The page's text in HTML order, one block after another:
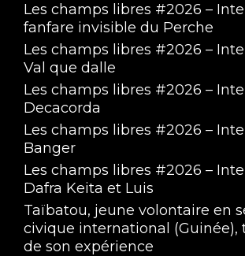
Les champs libres #2026 –
fanfare invisible du Perche
Les champs libres #2026 –
Val que dalle
Les champs libres #2026 –
Decacorda
Les champs libres #2026 –
Banger
Les champs libres #2026 –
Dafra Keita et Luis
Taïbatou, jeune volontaire en
civique international (Guinée),
de son expérience